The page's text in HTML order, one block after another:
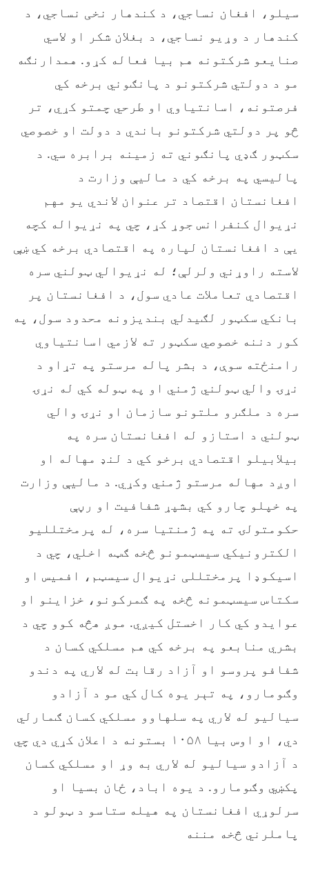
سیلو، افغان نساجي، د کندهار نخی نساجي، د
کندهار د وړیو نساجي، د بغلان شکر او لاسي
صنایعو شرکتونه هم بیا فعاله کړو. همدارنګه
مو د دولتي شرکتونو د پانګوني برخه کي
فرصتونه، اسانتیاوي او طرحي چمتو کړي، تر
څو پر دولتي شرکتونو باندي د دولت او خصوصي
سکټور ګډي پانګوني ته زمینه برابره سي. د
پاليسي په برخه کي د ماليې وزارت د
افغانستان اقتصاد تر عنوان لاندي یو مهم
نړیوال کنفرانس جوړ کړ، چي په نړیواله کچه
یې د افغانستان لپاره په اقتصادي برخه کي ښې
لاسته راوړني ولرلې؛ له نړیوالي ټولني سره
اقتصادي تعاملات عادي سول، د افغانستان پر
بانکي سکټور لګیدلي بندیزونه محدود سول، په
کور دننه خصوصي سکټور ته لازمي اسانتیاوي
رامنځته سوې، د بشر پاله مرستو په تړاو د
نړۍ والي ټولني ژمني او په ټوله کي له نړۍ
سره د ملګرو ملتونو سازمان او نړۍ والي
ټولني د استازو له افغانستان سره په
بیلابیلو اقتصادي برخو کي د لنډ مهاله او
اوږد مهاله مرستو ژمني وکړي. د مالیې وزارت
په خپلو چارو کي بشپړ شفافیت او رڼې
حکومتولۍ ته په ژمنتیا سره، له پرمختللیو
الکترونیکي سیسټمونو څخه ګټه اخلي، چي د
اسیکوډا پرمختللی نړیوال سیسټم، افمیس او
سکتاس سیسټمونه څخه په ګمرکونو، خزاینو او
عوایدو کي کار اخستل کيږي. موږ هڅه کوو چي د
بشري منابعو په برخه کي هم مسلکي کسان د
شفافو پروسو او آزاد رقابت له لاري په دندو
وګومارو، په تېر يوه کال کي مو د آزادو
سياليو له لاري په سلهاوو مسلکي کسان ګمارلي
دي، او اوس بیا ۱۰۵۸ بستونه د اعلان کړي دي چي
د آزادو سياليو له لاري به وړ او مسلکي کسان
پکښي وګومارو. د یوه اباد، ځان بسيا او
سرلوړي افغانستان په هیله ستاسو د ټولو د
پاملرني څخه مننه